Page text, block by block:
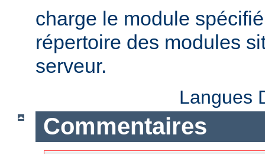
charge le module
répertoire des modules
serveur.
Langues
Commentaires